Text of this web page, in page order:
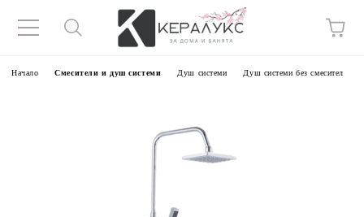
Начало Смесители и душ системи Душ системи Душ системи без смесител